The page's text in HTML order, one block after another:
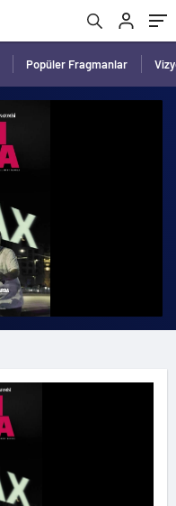
Popüler Fragmanlar